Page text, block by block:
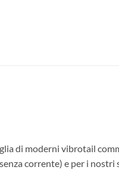
di moderni vibrotail
corrente) e per i